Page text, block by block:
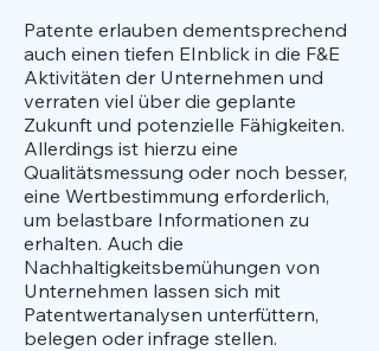
Patente erlauben dementsprechend
auch einen tiefen EInblick in die F&E
Aktivitäten der Unternehmen und
verraten viel über die geplante
Zukunft und potenzielle Fähigkeiten.
Allerdings ist hierzu eine
Qualitätsmessung oder noch besser,
eine Wertbestimmung erforderlich,
um belastbare Informationen zu
erhalten. Auch die
Nachhaltigkeitsbemühungen von
Unternehmen lassen sich mit
Patentwertanalysen unterfüttern,
belegen oder infrage stellen.